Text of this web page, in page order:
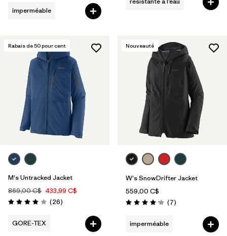
imperméable
Rabais de50pour cent
M's Untracked Jacket
869,00 C$ 433,99 C$
Évaluation: 3.9 / 5
(26Avis
)
GORE-TEX
Nouveauté
W's SnowDrifter Jacket
559,00 C$
Évaluation: 4.1 / 5
(7Avis
)
imperméable